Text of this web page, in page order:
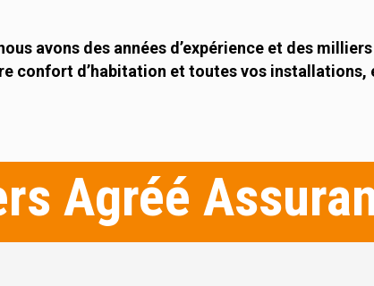
avons des années d’expérience et des
confort d’habitation et toutes vos
Agréé